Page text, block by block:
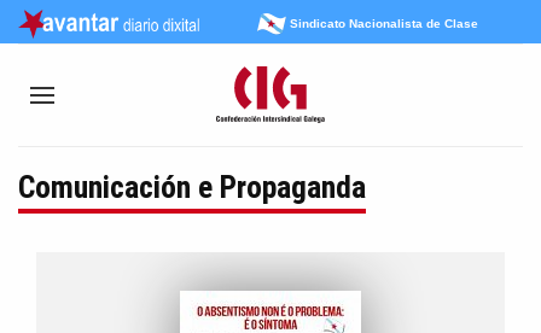
Sindicato Nacionalista de Clase
Comunicación e Propaganda